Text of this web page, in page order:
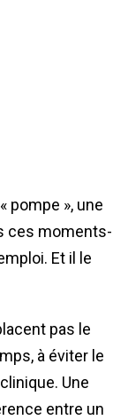
pompe », une
ces moments-
Et il le
pas le
à éviter le
Une
entre un